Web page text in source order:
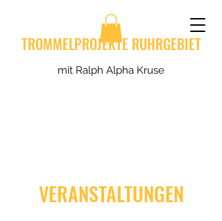
TROMMELPROJEKTE RUHRGEBIET
mit Ralph Alpha Kruse
VERANSTALTUNGEN